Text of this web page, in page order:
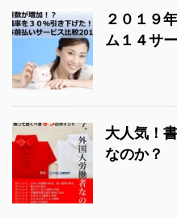
２０１９
ム１４サ
大人気！
なのか？